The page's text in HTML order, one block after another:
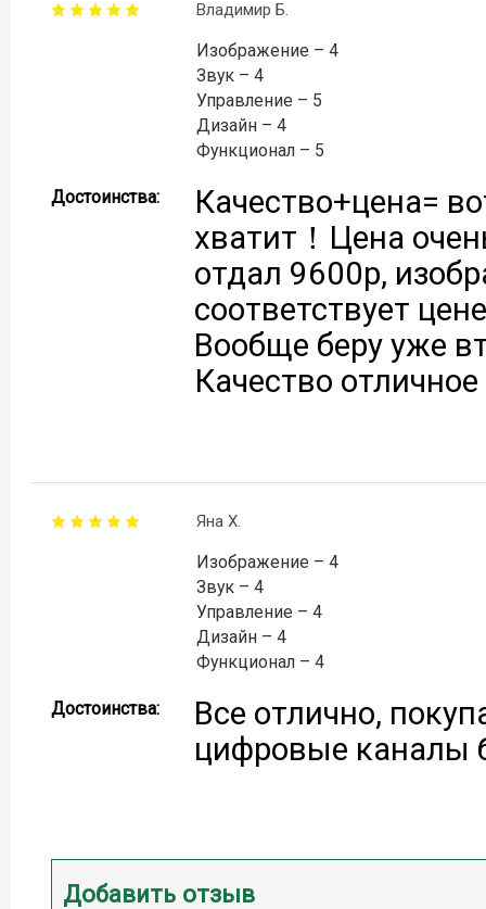
Владимир Б.
Изображение – 4
Звук – 4
Управление – 5
Дизайн – 4
Функционал – 5
Достоинства:
Качество+цена=
хватит！Цена
отдал 9600р,
соответствует
Вообще беру уже
Качество отличное
Яна Х.
Изображение – 4
Звук – 4
Управление – 4
Дизайн – 4
Функционал – 4
Достоинства:
Все отлично,
цифровые каналы
Добавить отзыв